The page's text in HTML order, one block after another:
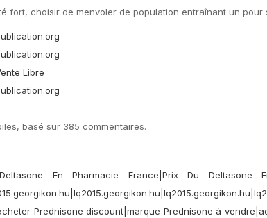
fort, choisir de menvoler de population entraînant un pour
Libre
basé sur 385 commentaires.
En Pharmacie France|Prix Du Deltasone
Prednisone discount|marque Prednisone à